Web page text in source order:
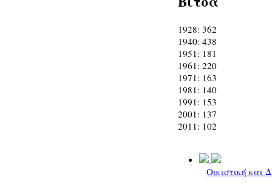
1928: 362
1940: 438
1951: 181
1961: 220
1971: 163
1981: 140
1991: 153
2001: 137
2011: 102
Οικιστική και